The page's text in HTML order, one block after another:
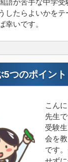
語が苦手な中学受
したらよいかをテ
幸いです。
5つのポイント
こん
先生
受験
会を
です